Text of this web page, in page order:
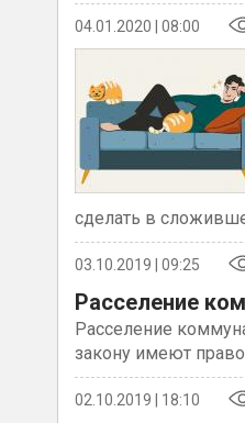
04.01.2020 | 08:00
сделать в
03.10.2019 | 09:25
Расселение
Расселение
закону имеют
02.10.2019 | 18:10